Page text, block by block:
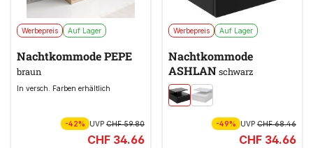
Werbepreis Auf Lager
Nachtkommode PEPE
braun
In versch. Farben erhältlich
-42% UVP CHF 59.80
CHF 34.66
Werbepreis Auf Lager
Nachtkommode
ASHLANschwarz
-49% UVPCHF 68.46
CHF 34.66